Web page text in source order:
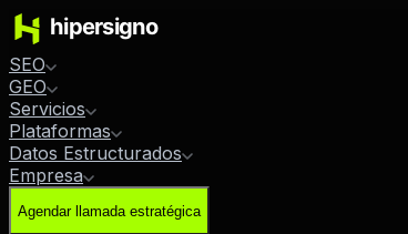
SEO
GEO
Servicios
Plataformas
Datos Estructurados
Empresa
Agendar llamada estratégica